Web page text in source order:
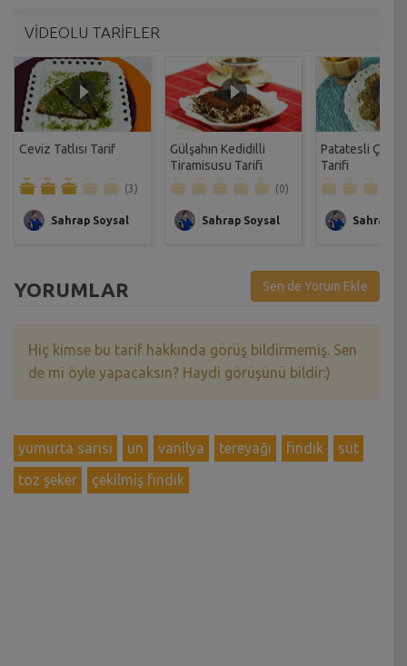
VİDEOLU TARİFLER
Ceviz Tatlısı Tarif
(3)
Sahrap Soysal
Gülşahın Kedidilli
Tiramisusu Tarifi
(0)
Sahrap Soysal
Patatesli Çıtır
Tarifi
Sahrap
YORUMLAR Sen de Yorum Ekle
Hiç kimse bu tarif hakkında görüş bildirmemiş. Sen
de mi öyle yapacaksın? Haydi görüşünü bildir:)
yumurta sarısı un vanilya tereyağı fındık
süt
toz şeker
çekilmiş fındık